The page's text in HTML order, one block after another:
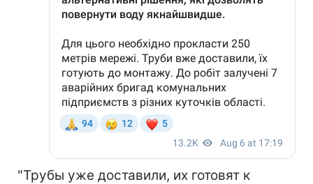
"Трубы уже доставили, их готовят к